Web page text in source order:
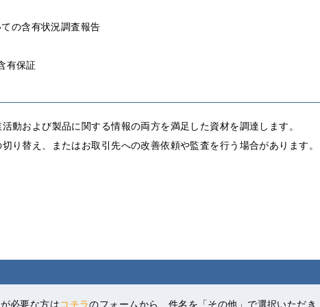
の含有状況調査報告
有保証
動および製品に関する情報の両方を満足した資材を調達します。
り替え、またはお取引先への改善依頼や監査を行う場合があります。
必要な方はコチラのフォームから、件名を「その他」で選択いただき